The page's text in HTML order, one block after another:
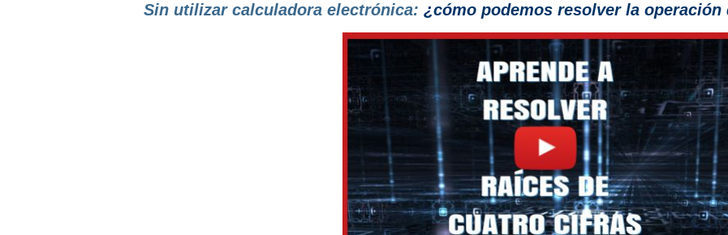
Sin utilizar calculadora electrónica: ¿cómo podemos resolver la operación